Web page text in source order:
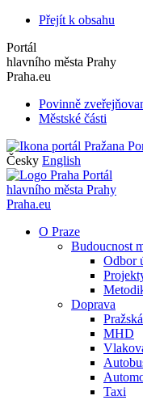
Přejít k obsahu
Portál
hlavního města Prahy
Praha.eu
Povinně
Městské části
Česky English
Portál
hlavního města Prahy
Praha.eu
O Praze
Budoucnost
Odbor
Doprava
MHD
Taxi